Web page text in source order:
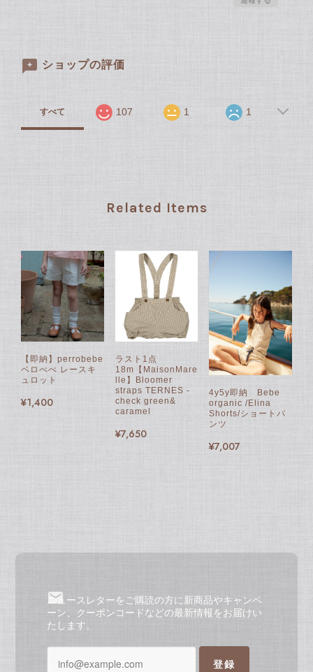
ショップの評価
すべて 107 1 1
Related Items
【即納】perrobebe
ペロべべ レースキ
ュロット
¥1,400
ラスト1点
18m【MaisonMare
lle】Bloomer
straps TERNES -
check green&
caramel
¥7,650
4y5y即納 Bebe
organic /Elina
Shorts/ショートパ
ンツ
¥7,007
ニュースレターをご購読の方に新商品やキャンペ
ーン、クーポンコードなどの最新情報をお届けい
たします。
登録